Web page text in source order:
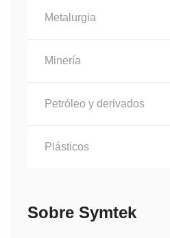
Metalurgia
Minería
Petróleo y derivados
Plásticos
Sobre Symtek